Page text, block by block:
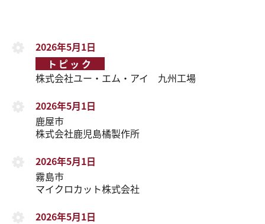
2026年5月1日
トピック
株式会社ユー・エム・アイ 九州工場
2026年5月1日
鹿屋市
株式会社鹿児島橘製作所
2026年5月1日
霧島市
マイクロカット株式会社
2026年5月1日